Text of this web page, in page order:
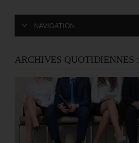
NAVIGATION
ARCHIVES QUOTIDIENNES :